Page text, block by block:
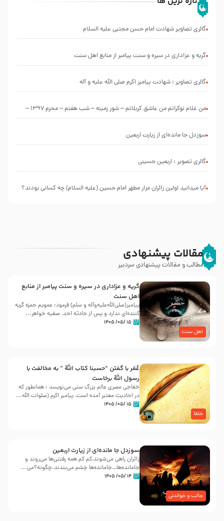
گالری تصاویر شهادت امام حسن مجتبی علیه السلام
گریه و عزاداری در سیره و سنت پیامبر از منابع اهل سنت
گالری تصاویر : شهادت پیامبر اکرم صلی الله علیه و آله
من غلام نوکراتم من عاشق کربلاتم – شور زمینه – شب هفتم – محرم 1397 –
سوزدل جا مانده‌ای از زیارت اربعین
گالری تصویر : اربعین حسینی
آیا میدانید اولین زائران مزار مطهر امام حسین (علیه السلام) چه کسانی بودند؟
مقالات پیشنهادی
مطالب و مقالات پیشنهادی سردبیر
اهل سنت
گریه و عزاداری در سیره و سنت پیامبر از منابع
اهل سنت
پیامبر(صلی‌الله‌علیه‌وآله و سلم) فرمود: عمویم حمزه گریه
کننده‌ای ندارد و پس از حادثه احد، صفیه خواهر...
۱۵ /۰۵/ ۱۴۰۵
خلفا
عُمَر با گفتن “حسبنا كتاب اللّه ” به مخالفت با
رسول اللّه برخاست
خفاجی مصری عالم بزرگ سنی می‌نویسد : همانطور که
در احادیث معتبر آمده است، پیامبر اکرم (صلوات اللّه...
۱۵ /۰۵/ ۱۴۰۵
جالب و خواندنی
سوزدل جا مانده‌ای از زیارت اربعین
زائران راهی می‌شوند،کم‌ کم همه رفتنی‌ها می‌روند و
جامانده‌ها…جامانده‌ها چشم می‌بندند.چگونه؟می‌...
۱۴ /۰۵/ ۱۴۰۵